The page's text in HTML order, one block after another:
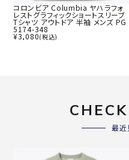
コロンビア Columbia ヤハラフォ
レストグラフィックショートスリーブ
Tシャツ アウトドア 半袖 メンズ PG
5174-348
¥3,080(税込)
最近